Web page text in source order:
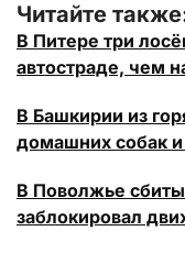
Читайте
В Питере три
автостраде, чем
В Башкирии из
домашних собак
В Поволжье
заблокировал